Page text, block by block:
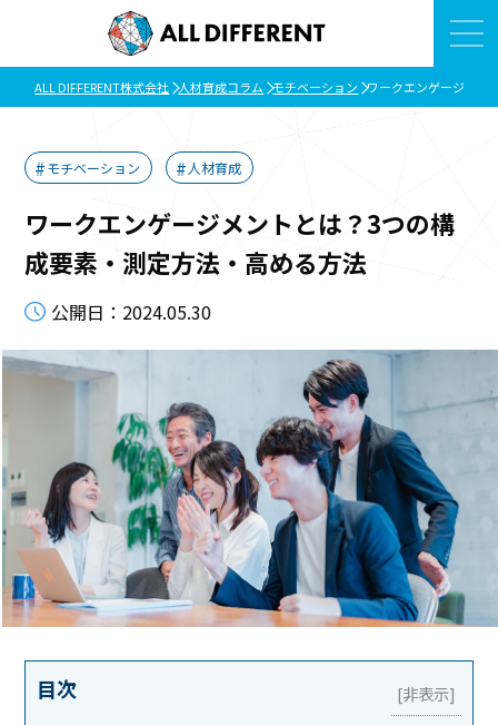
ALL DIFFERENT株式会社 人材育成コラム モチベーション ワークエンゲージメン
モチベーション 人材育成
ワークエンゲージメントとは？3つの構
成要素・測定方法・高める方法
公開日：2024.05.30
目次